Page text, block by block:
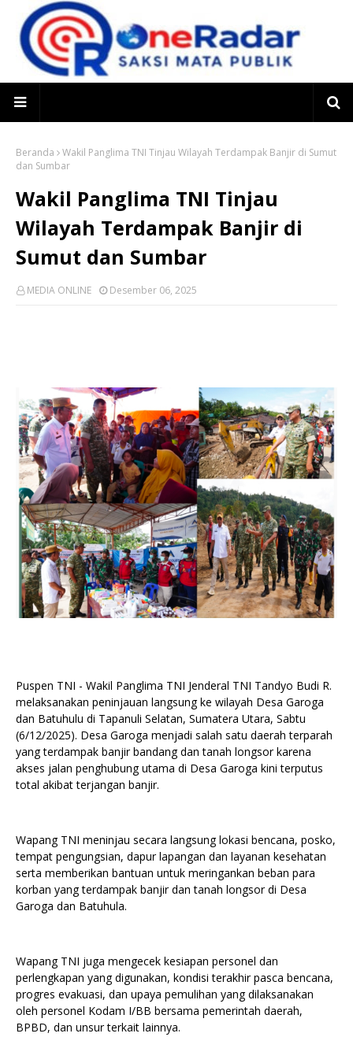
Beranda
Wakil Panglima TNI Tinjau Wilayah Terdampak Banjir di Sumut
dan Sumbar
Wakil Panglima TNI Tinjau
Wilayah Terdampak Banjir di
Sumut dan Sumbar
MEDIA ONLINE Desember 06, 2025
Puspen TNI - Wakil Panglima TNI Jenderal TNI Tandyo Budi R.
melaksanakan peninjauan langsung ke wilayah Desa Garoga
dan Batuhulu di Tapanuli Selatan, Sumatera Utara, Sabtu
(6/12/2025). Desa Garoga menjadi salah satu daerah terparah
yang terdampak banjir bandang dan tanah longsor karena
akses jalan penghubung utama di Desa Garoga kini terputus
total akibat terjangan banjir.
Wapang TNI meninjau secara langsung lokasi bencana, posko,
tempat pengungsian, dapur lapangan dan layanan kesehatan
serta memberikan bantuan untuk meringankan beban para
korban yang terdampak banjir dan tanah longsor di Desa
Garoga dan Batuhula.
Wapang TNI juga mengecek kesiapan personel dan
perlengkapan yang digunakan, kondisi terakhir pasca bencana,
progres evakuasi, dan upaya pemulihan yang dilaksanakan
oleh personel Kodam I/BB bersama pemerintah daerah,
BPBD, dan unsur terkait lainnya.